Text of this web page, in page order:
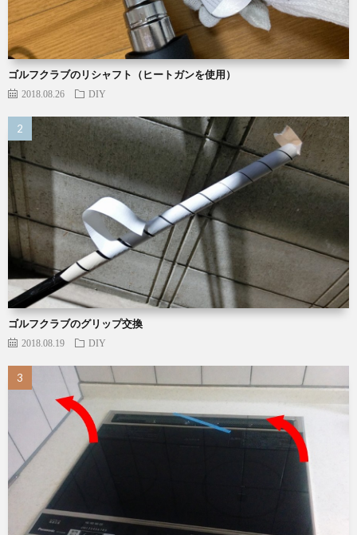
ゴルフクラブのリシャフト（ヒートガンを使用）
2018.08.26 DIY
ゴルフクラブのグリップ交換
2018.08.19 DIY